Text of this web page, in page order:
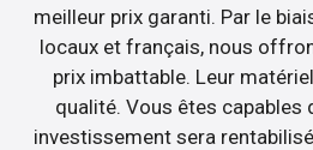
meilleur prix garanti. Par le
locaux et français, nous
prix imbattable. Leur
qualité. Vous êtes capables
investissement sera